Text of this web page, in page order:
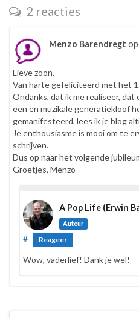
2 reacties
Menzo Barendregt op
Lieve zoon,
Van harte gefeliciteerd met het
Ondanks, dat ik me realiseer, dat
een en muzikale generatiekloof
gemanifesteerd, lees ik je blog
Je enthousiasme is mooi om te
schrijven.
Dus op naar het volgende
Groetjes, Menzo
A Pop Life (Erwin
Auteur
# Reageer
Wow, vaderlief! Dank je wel!